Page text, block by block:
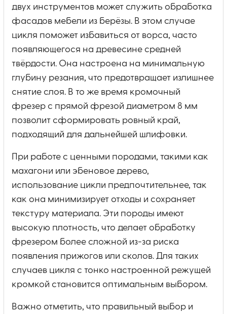
двух инструментов может служить обработка
фасадов мебели из берёзы. В этом случае
цикля поможет избавиться от ворса, часто
появляющегося на древесине средней
твёрдости. Она настроена на минимальную
глубину резания, что предотвращает излишнее
снятие слоя. В то же время кромочный
фрезер с прямой фрезой диаметром 8 мм
позволит сформировать ровный край,
подходящий для дальнейшей шлифовки.
При работе с ценными породами, такими как
махагони или эбеновое дерево,
использование цикли предпочтительнее, так
как она минимизирует отходы и сохраняет
текстуру материала. Эти породы имеют
высокую плотность, что делает обработку
фрезером более сложной из-за риска
появления прижогов или сколов. Для таких
случаев цикля с тонко настроенной режущей
кромкой становится оптимальным выбором.
Важно отметить, что правильный выбор и